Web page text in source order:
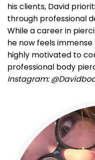
his clients, David
through professional
While a career in
he now feels immense
highly motivated to
professional body
Instagram: